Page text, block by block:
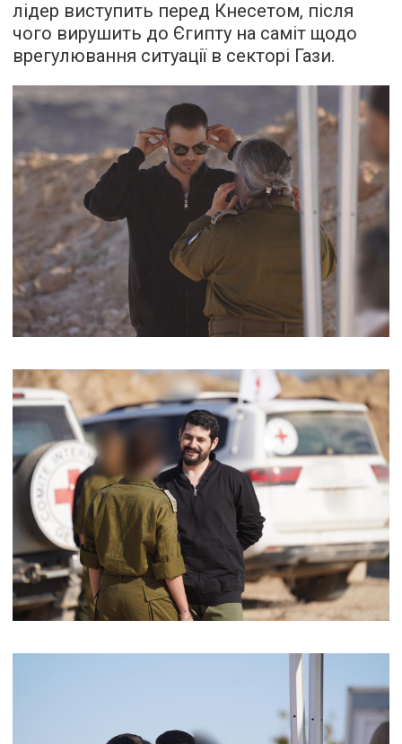
лідер виступить перед Кнесетом, після
чого вирушить до Єгипту на саміт щодо
врегулювання ситуації в секторі Гази.